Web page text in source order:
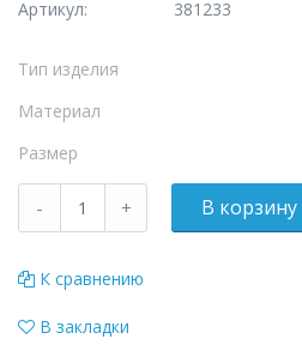
Артикул: 381233
Тип изделия
Материал
Размер
К сравнению
В закладки